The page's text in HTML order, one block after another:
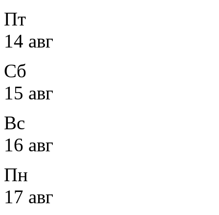
Пт
14 авг
Сб
15 авг
Вс
16 авг
Пн
17 авг